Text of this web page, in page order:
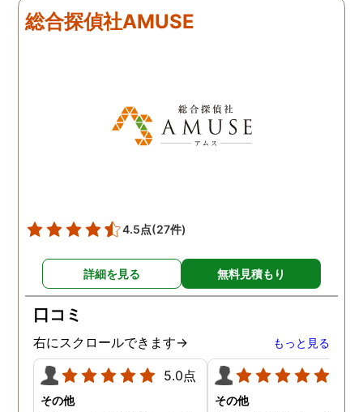
金が安く明確で親身になっ
て対応いただける探偵さん
読めない中、柔軟に対応
す。
総合探偵社AMUSE
4.5点(27件)
詳細を見る 無料見積もり
口コミ
右にスクロールできます→ もっと見る
5.0点
その他 その他